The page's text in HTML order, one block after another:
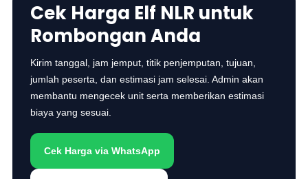
Cek Harga Elf NLR untuk
Rombongan Anda
Kirim tanggal, jam jemput, titik penjemputan, tujuan,
jumlah peserta, dan estimasi jam selesai. Admin akan
membantu mengecek unit serta memberikan estimasi
biaya yang sesuai.
Cek Harga via WhatsApp